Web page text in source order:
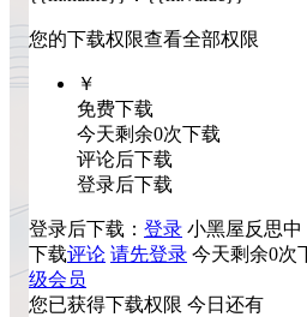
您的下载权限查看全部权限
￥
免费下载
今天剩余0次下载
评论后下载
登录后下载
登录后下载： 登录 小黑屋反思中
下载评论 请先登录 今天剩余0次
级会员
您已获得下载权限 今日还有